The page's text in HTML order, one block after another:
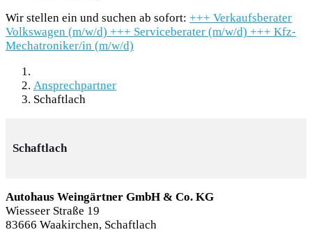
Wir stellen ein und suchen ab sofort: +++ Verkaufsberater
Volkswagen (m/w/d) +++ Serviceberater (m/w/d) +++ Kfz-
Mechatroniker/in (m/w/d)
Ansprechpartner
Schaftlach
Schaftlach
Autohaus Weingärtner GmbH & Co. KG
Wiesseer Straße 19
83666 Waakirchen, Schaftlach